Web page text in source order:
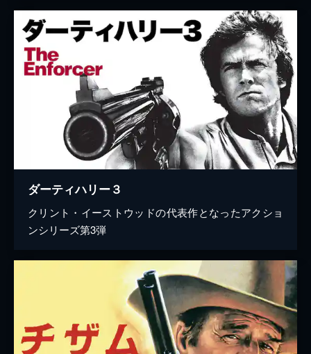
ダーティハリー３
クリント・イーストウッドの代表作となったアクショ
ンシリーズ第3弾